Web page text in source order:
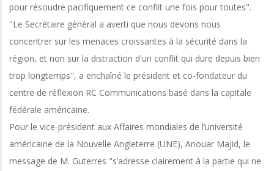
pour résoudre pacifiquement ce conflit une fois pour toutes".
"Le Secrétaire général a averti que nous devons nous
concentrer sur les menaces croissantes à la sécurité dans la
région, et non sur la distraction d'un conflit qui dure depuis bien
trop longtemps", a enchaîné le président et co-fondateur du
centre de réflexion RC Communications basé dans la capitale
fédérale américaine.
Pour le vice-président aux Affaires mondiales de l’université
américaine de la Nouvelle Angleterre (UNE), Anouar Majid, le
message de M. Guterres "s’adresse clairement à la partie qui ne